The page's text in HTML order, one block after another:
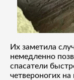
Их заметила
немедленно
спасатели
четвероногих на